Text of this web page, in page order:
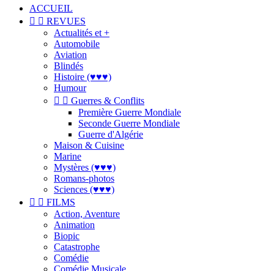
ACCUEIL
  REVUES
Actualités et +
Automobile
Aviation
Blindés
Histoire (♥♥♥)
Humour
  Guerres & Conflits
Première Guerre Mondiale
Seconde Guerre Mondiale
Guerre d'Algérie
Maison & Cuisine
Marine
Mystères (♥♥♥)
Romans-photos
Sciences (♥♥♥)
  FILMS
Action, Aventure
Animation
Biopic
Catastrophe
Comédie